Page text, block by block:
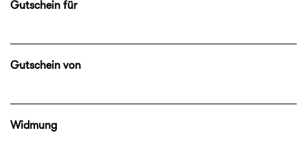
Gutschein für
Gutschein von
Widmung